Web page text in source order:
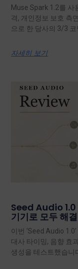
Muse Spark 1.2를 사
격, 개인정보 보호 측
으로 한 당사의 3/3
자세히 보기
Seed Audio 1.0
기기로 모두 해결
이번 ‘Seed Audio
대사 타이밍, 음향 효
생성을 테스트했습니